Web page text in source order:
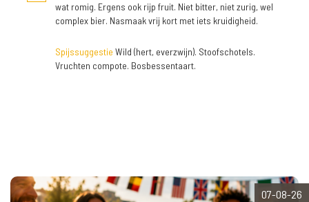
wat romig. Ergens ook rijp fruit. Niet bitter, niet zurig, wel
complex bier. Nasmaak vrij kort met iets kruidigheid.
Spijssuggestie Wild (hert, everzwijn). Stoofschotels.
Vruchten compote. Bosbessentaart.
07-08-26